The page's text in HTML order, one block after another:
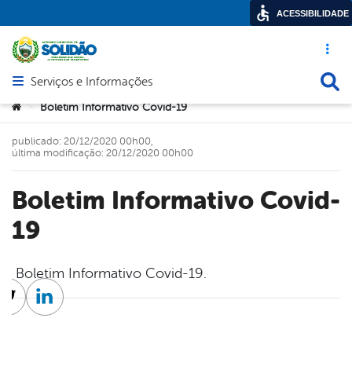
Acesso
Abrir menu principal de navegação
Serviços e Informações
Você está aqui:
> Boletim Informativo Covid-19
Boletim Informativo Covid-
19
publicado: 20/12/2020 00h00,
última modificação: 20/12/2020 00h00
Boletim Informativo Covid-19.
TwitterLinkedin
ACESSIBILIDADE